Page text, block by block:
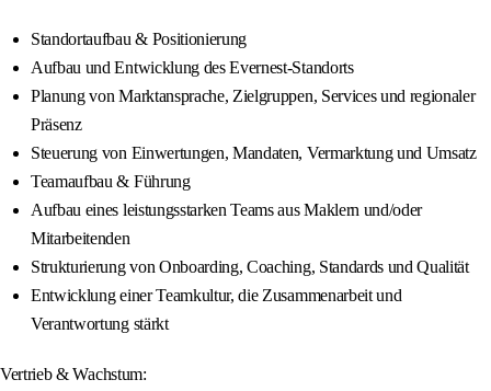
Standortaufbau & Positionierung
Aufbau und Entwicklung des Evernest-Standorts
Planung von Marktansprache, Zielgruppen, Services und regionaler
Präsenz
Steuerung von Einwertungen, Mandaten, Vermarktung und Umsatz
Teamaufbau & Führung
Aufbau eines leistungsstarken Teams aus Maklern und/oder
Mitarbeitenden
Strukturierung von Onboarding, Coaching, Standards und Qualität
Entwicklung einer Teamkultur, die Zusammenarbeit und
Verantwortung stärkt
Vertrieb & Wachstum: